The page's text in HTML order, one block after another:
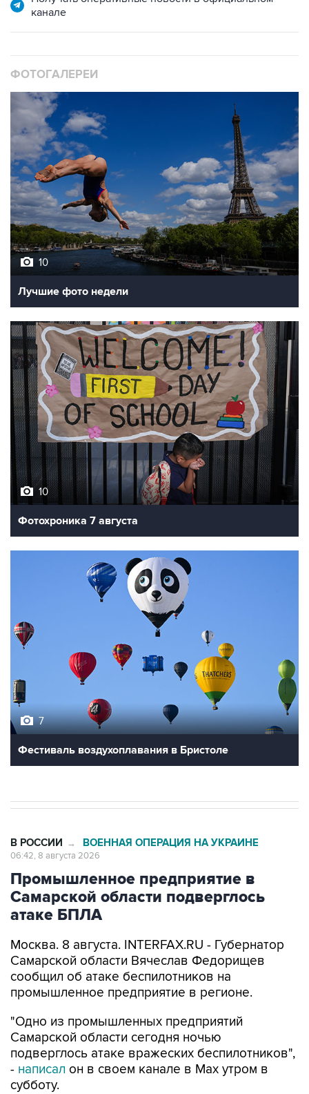
канале
ФОТОГАЛЕРЕИ
10
Лучшие фото недели
10
Фотохроника 7 августа
7
Фестиваль воздухоплавания в Бристоле
В РОССИИ → ВОЕННАЯ ОПЕРАЦИЯ НА УКРАИНЕ
06:42, 8 августа 2026
Промышленное предприятие в
Самарской области подверглось
атаке БПЛА
Москва. 8 августа. INTERFAX.RU - Губернатор
Самарской области Вячеслав Федорищев
сообщил об атаке беспилотников на
промышленное предприятие в регионе.
"Одно из промышленных предприятий
Самарской области сегодня ночью
подверглось атаке вражеских беспилотников",
- написал он в своем канале в Max утром в
субботу.